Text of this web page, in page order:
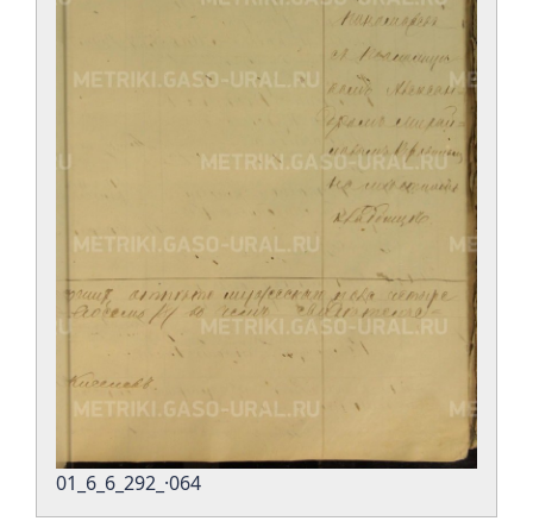
01_6_6_292_·064